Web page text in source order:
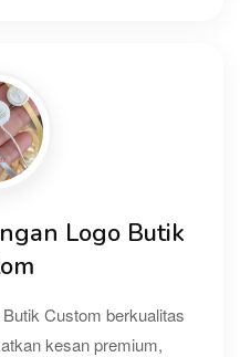
Logo Butik
Custom berkualitas
kesan premium,